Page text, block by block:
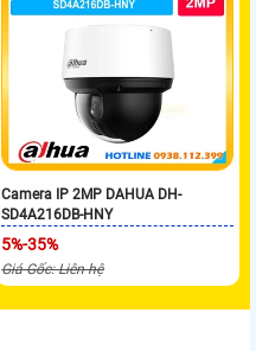
Camera IP 2MP DAHUA DH-
SD4A216DB-HNY
5%-35%
Giá Gốc: Liên hệ